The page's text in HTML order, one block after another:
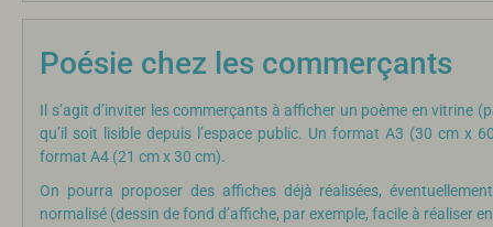
Poésie chez les commerçants
Il s’agit d’inviter les commerçants à afficher un poème en vitrine
qu’il soit lisible depuis l’espace public. Un format A3 (30 cm x
format A4 (21 cm x 30 cm).
On pourra proposer des affiches déjà réalisées,
normalisé (dessin de fond d’affiche, par exemple, facile à réaliser